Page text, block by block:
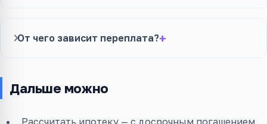
От чего зависит переплата?
Дальше можно